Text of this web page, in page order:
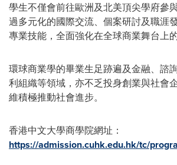
學生不僅會前往歐洲及北美頂尖學府參
過多元化的國際交流、個案研討及職涯
專業技能，全面強化在全球商業舞台上的
環球商業學的畢業生足跡遍及金融、諮
利組織等領域，亦不乏投身創業與社會
維積極推動社會進步。
香港中文大學商學院網址：
https://admission.cuhk.edu.hk/tc/